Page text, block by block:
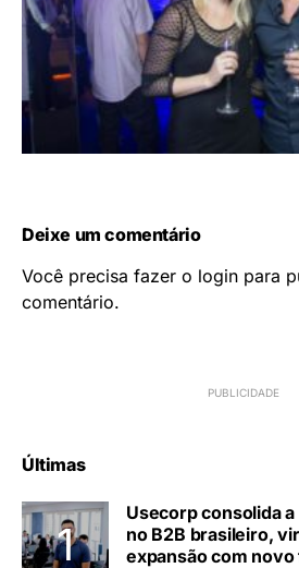
Deixe um comentário
Você precisa fazer o login para
comentário.
Últimas
Usecorp consolida a
no B2B brasileiro,
expansão com